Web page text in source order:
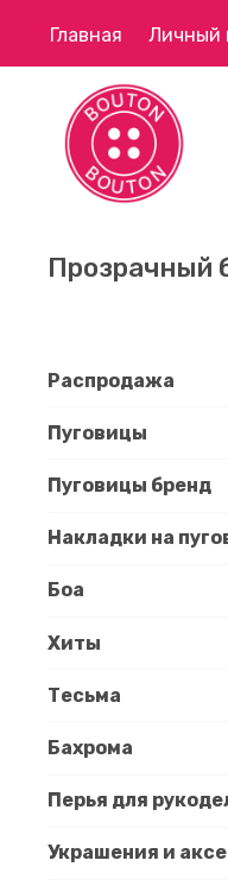
Главная Личный
Прозрачный
Распродажа
Пуговицы
Пуговицы бренд
Накладки на
Боа
Хиты
Тесьма
Бахрома
Перья для
Украшения и